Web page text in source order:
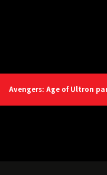
Avengers: Age of Ultron